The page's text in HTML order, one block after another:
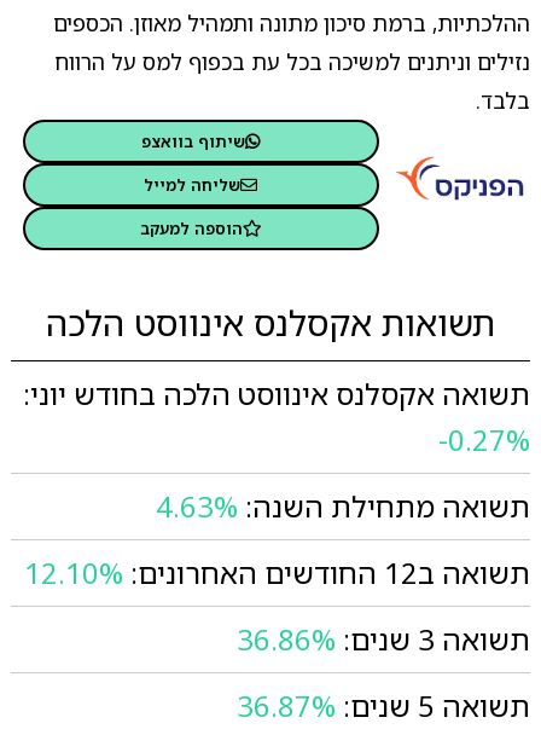
ההלכתיות, ברמת סיכון מתונה ותמהיל מאוזן. הכספים
נזילים וניתנים למשיכה בכל עת בכפוף למס על הרווח
בלבד.
שיתוף בוואצפ
שליחה למייל
הוספה למעקב
תשואות אקסלנס אינווסט הלכה
תשואה אקסלנס אינווסט הלכה בחודש יוני:
-0.27%
תשואה מתחילת השנה: 4.63%
תשואה ב12 החודשים האחרונים:
12.10%
תשואה 3 שנים:
36.86%
תשואה 5 שנים:
36.87%